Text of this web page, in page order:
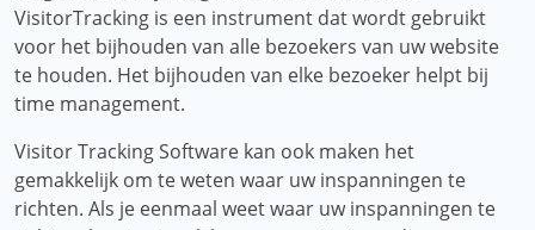
VisitorTracking is een instrument dat wordt gebruikt
voor het bijhouden van alle bezoekers van uw website
te houden. Het bijhouden van elke bezoeker helpt bij
time management.
Visitor Tracking Software kan ook maken het
gemakkelijk om te weten waar uw inspanningen te
richten. Als je eenmaal weet waar uw inspanningen te